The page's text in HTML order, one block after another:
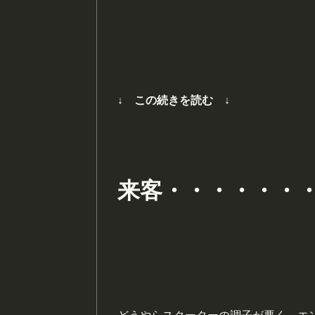
↓ この続きを読む ↓
来客・・・・・・